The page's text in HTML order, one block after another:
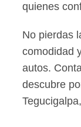
quienes
No pierdas
comodidad
autos.
descubre